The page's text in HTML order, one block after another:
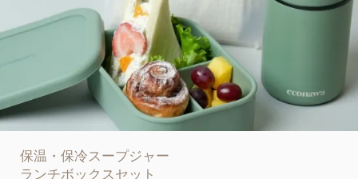
保温・保冷スープジャー
ランチボックスセット